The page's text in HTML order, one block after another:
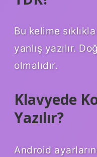
Bu kelime
yanlış yazılır.
olmalıdır.
Klavyede
Yazılır?
Android